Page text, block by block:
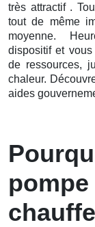
très attractif .
tout de même
moyenne.
dispositif et
de ressources,
chaleur.
aides